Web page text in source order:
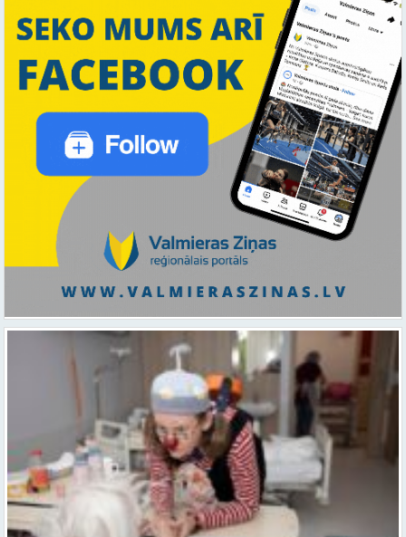
Ar smaidu un profesionālu sirdsiltumu: Dakteri Klauni uzsāk darbu
ar senioriem Vidzemes slimnīcā